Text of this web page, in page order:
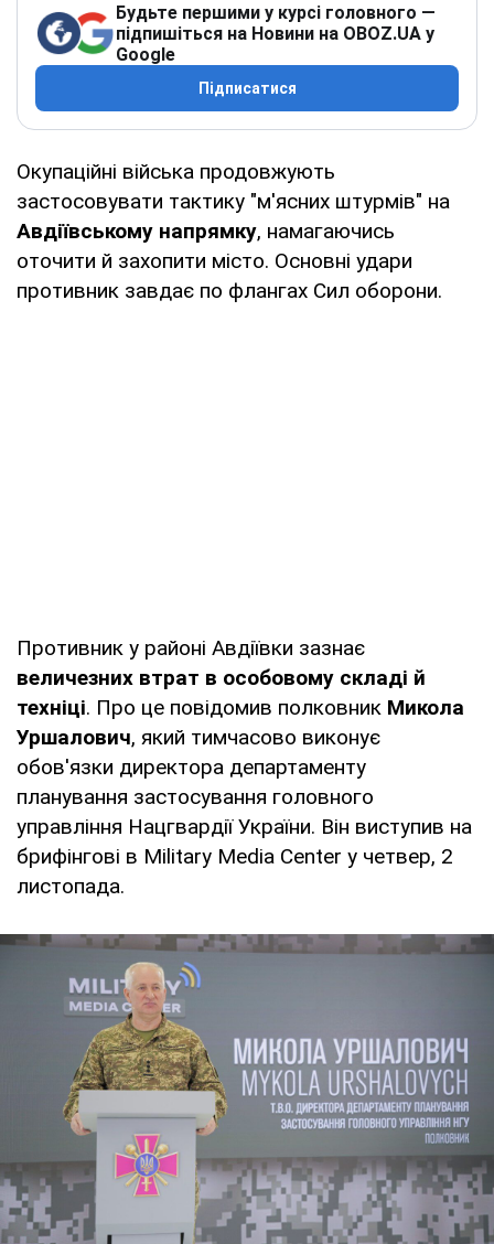
Будьте першими у курсі головного —
підпишіться на Новини на OBOZ.UA у
Google
Підписатися
Окупаційні війська продовжують
застосовувати тактику "м'ясних штурмів" на
Авдіївському напрямку, намагаючись
оточити й захопити місто. Основні удари
противник завдає по флангах Сил оборони.
Противник у районі Авдіївки зазнає
величезних втрат в особовому складі й
техніці. Про це повідомив полковник Микола
Уршалович, який тимчасово виконує
обов'язки директора департаменту
планування застосування головного
управління Нацгвардії України. Він виступив на
брифінгові в Military Media Center у четвер, 2
листопада.